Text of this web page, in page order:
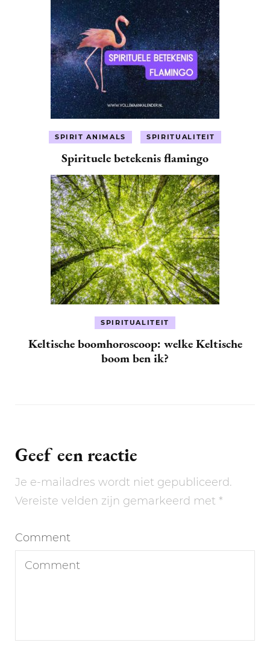
SPIRIT ANIMALS SPIRITUALITEIT
Spirituele betekenis flamingo
SPIRITUALITEIT
Keltische boomhoroscoop: welke Keltische
boom ben ik?
Geef een reactie
Je e-mailadres wordt niet gepubliceerd.
Vereiste velden zijn gemarkeerd met *
Comment